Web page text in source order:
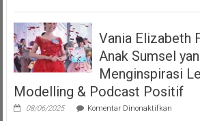
Kepada
Dua
LMK
Produser
Vania Elizabeth
Anak Sumsel
Menginspirasi
Modelling & Podcast Positif
08/06/2025 Komentar Dinonaktifkanpada